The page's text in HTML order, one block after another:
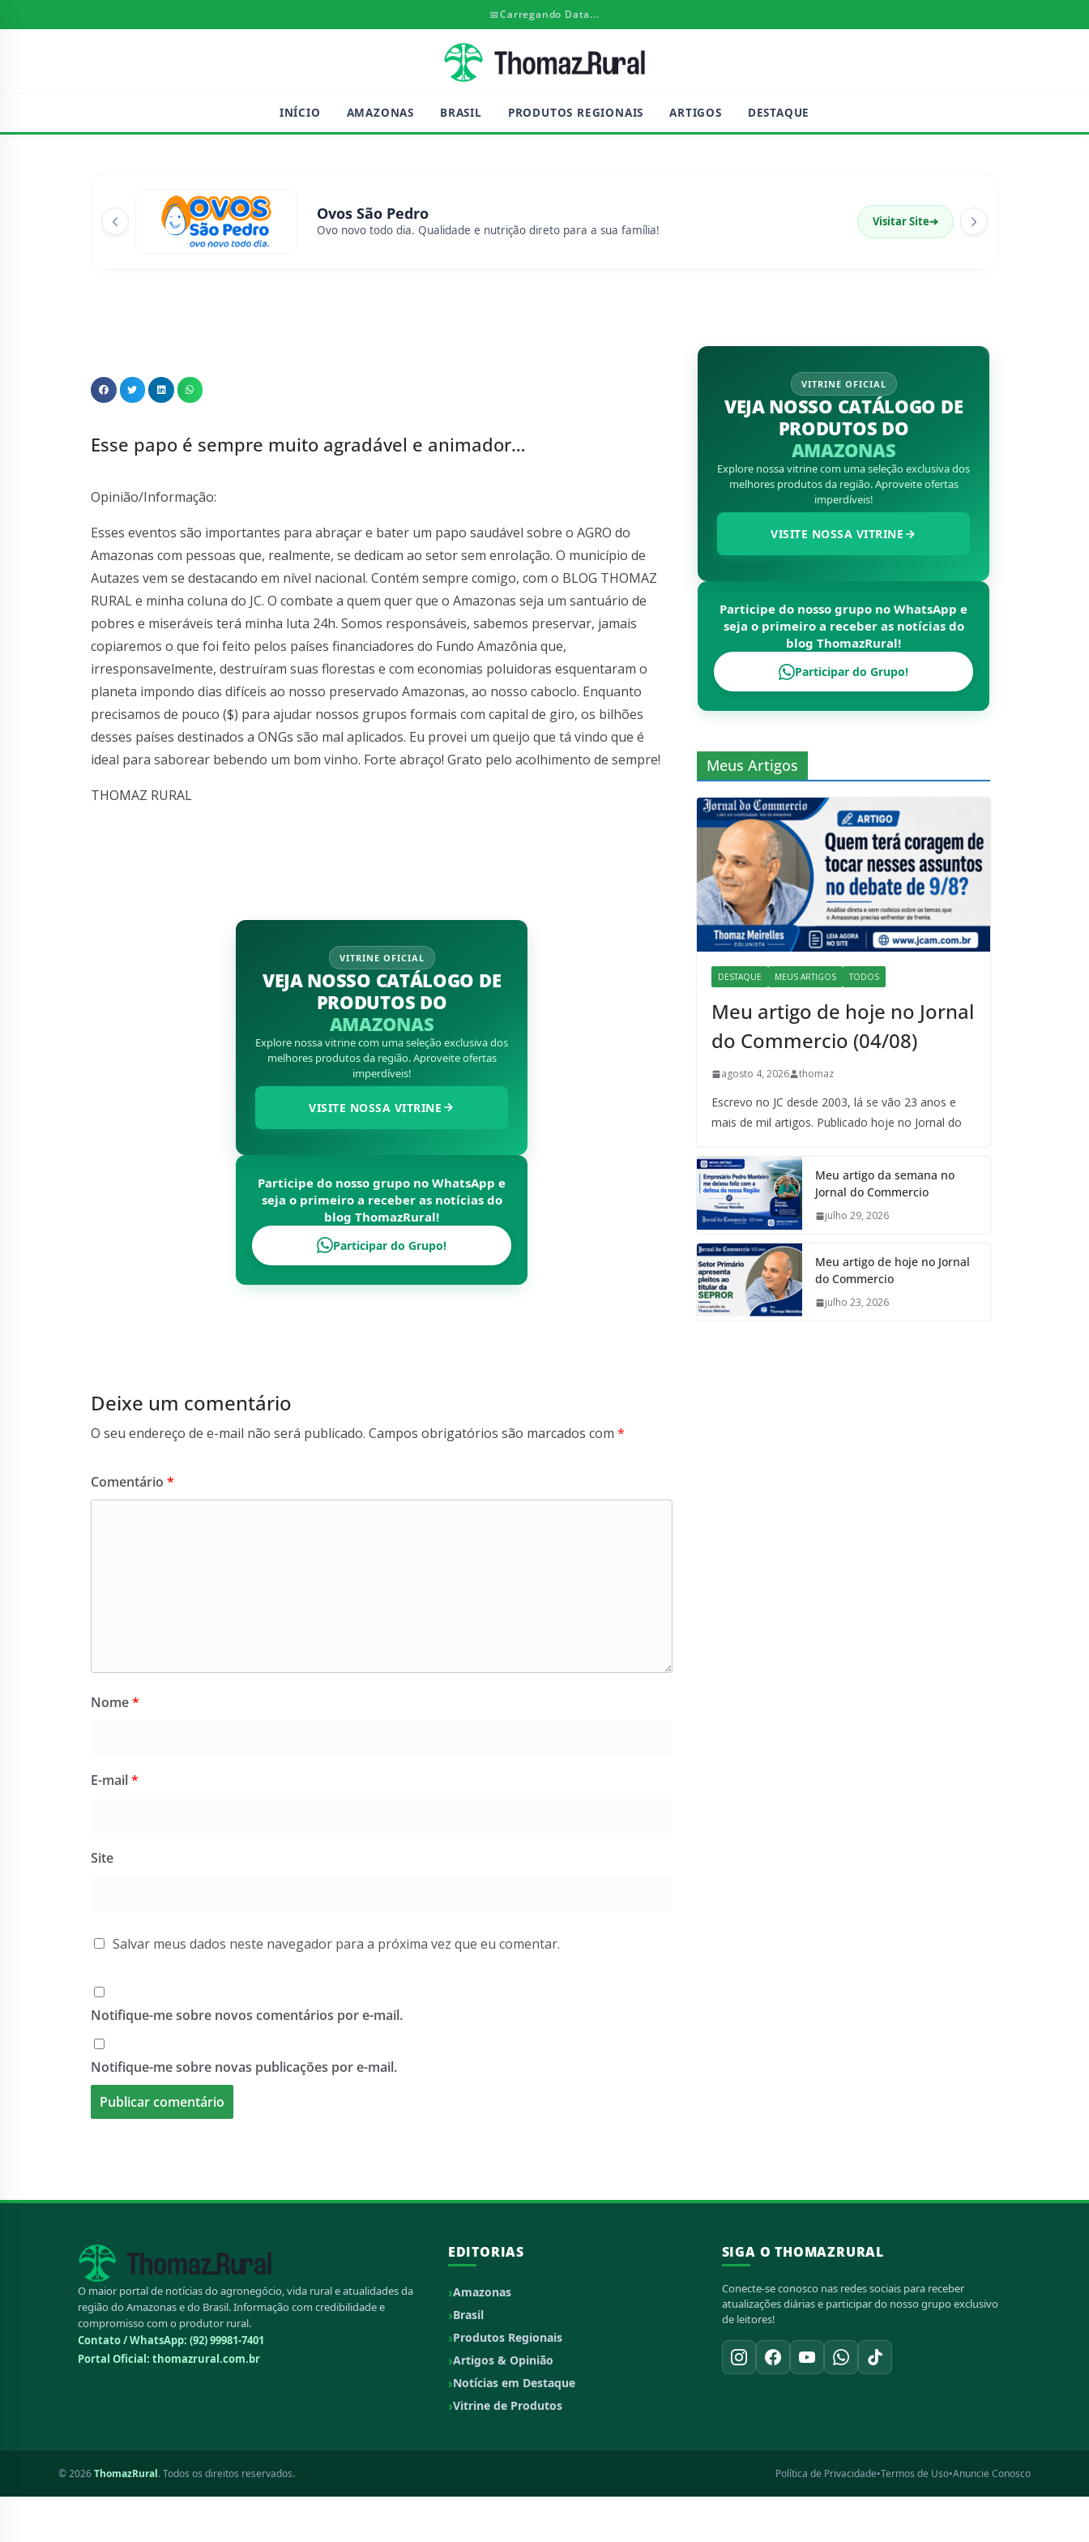
📅Carregando Data...
INÍCIO AMAZONAS BRASIL PRODUTOS REGIONAIS ARTIGOS DESTAQUE
Ovos São Pedro
Ovo novo todo dia. Qualidade e nutrição direto para a sua família!
Visitar Site➔
Esse papo é sempre muito agradável e animador…
Opinião/Informação:
Esses eventos são importantes para abraçar e bater um papo saudável sobre o AGRO do
Amazonas com pessoas que, realmente, se dedicam ao setor sem enrolação. O município de
Autazes vem se destacando em nível nacional. Contém sempre comigo, com o BLOG THOMAZ
RURAL e minha coluna do JC. O combate a quem quer que o Amazonas seja um santuário de
pobres e miseráveis terá minha luta 24h. Somos responsáveis, sabemos preservar, jamais
copiaremos o que foi feito pelos países financiadores do Fundo Amazônia que,
irresponsavelmente, destruíram suas florestas e com economias poluidoras esquentaram o
planeta impondo dias difíceis ao nosso preservado Amazonas, ao nosso caboclo. Enquanto
precisamos de pouco ($) para ajudar nossos grupos formais com capital de giro, os bilhões
desses países destinados a ONGs são mal aplicados. Eu provei um queijo que tá vindo que é
ideal para saborear bebendo um bom vinho. Forte abraço! Grato pelo acolhimento de sempre!
THOMAZ RURAL
VITRINE OFICIAL
VEJA NOSSO CATÁLOGO DE
PRODUTOS DO
AMAZONAS
Explore nossa vitrine com uma seleção exclusiva dos
melhores produtos da região. Aproveite ofertas
imperdíveis!
VISITE NOSSA VITRINE
Participe do nosso grupo no WhatsApp e
seja o primeiro a receber as notícias do
blogThomazRural!
Participar do Grupo!
Deixe um comentário
O seu endereço de e-mail não será publicado. Campos obrigatórios são marcados com *
Comentário *
Nome*
E-mail*
Site
Salvar meus dados neste navegador para a próxima vez que eu comentar.
Notifique-me sobre novos comentários por e-mail.
Notifique-me sobre novas publicações por e-mail.
VITRINE OFICIAL
VEJA NOSSO CATÁLOGO DE
PRODUTOS DO
AMAZONAS
Explore nossa vitrine com uma seleção exclusiva dos
melhores produtos da região. Aproveite ofertas
imperdíveis!
VISITE NOSSA VITRINE
Participe do nosso grupo no WhatsApp e
seja o primeiro a receber as notícias do
blogThomazRural!
Participar do Grupo!
Meus Artigos
DESTAQUE MEUS ARTIGOS TODOS
Meu artigo de hoje no Jornal
do Commercio (04/08)
agosto 4, 2026 thomaz
Escrevo no JC desde 2003, lá se vão 23 anos e
mais de mil artigos. Publicado hoje no Jornal do
Meu artigo da semana no
Jornal do Commercio
julho 29, 2026
Meu artigo de hoje no Jornal
do Commercio
julho 23, 2026
O maior portal de notícias do agronegócio, vida rural e atualidades da
região do Amazonas e do Brasil. Informação com credibilidade e
compromisso com o produtor rural.
Contato / WhatsApp: (92) 99981-7401
Portal Oficial: thomazrural.com.br
EDITORIAS
Amazonas
Brasil
Produtos Regionais
Artigos & Opinião
Notícias em Destaque
Vitrine de Produtos
SIGA O THOMAZRURAL
Conecte-se conosco nas redes sociais para receber
atualizações diárias e participar do nosso grupo exclusivo
de leitores!
© 2026ThomazRural. Todos os direitos reservados. Política de Privacidade•Termos de Uso•Anuncie Conosco